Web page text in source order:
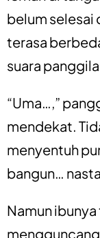
belum selesai
terasa
suara
“Uma…,”
mendekat.
menyentuh
bangun…
Namun